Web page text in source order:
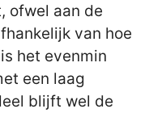
ofwel aan de
van hoe
het evenmin
een laag
blijft wel de